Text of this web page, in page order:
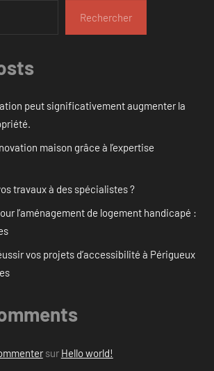
Rechercher
peut significativement augmenter la
maison grâce à l’expertise
travaux à des spécialistes ?
l’aménagement de logement handicapé :
vos projets d’accessibilité à Périgueux
sur Hello world!